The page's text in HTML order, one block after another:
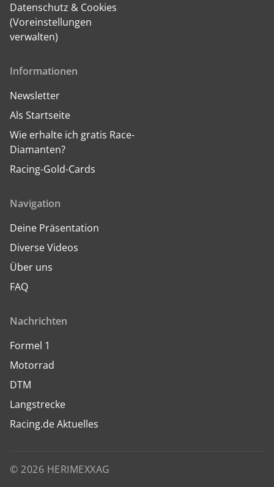
Datenschutz & Cookies
(Voreinstellungen
verwalten)
Informationen
Newsletter
Als Startseite
Wie erhalte ich gratis Race-
Diamanten?
Racing-Gold-Cards
Navigation
Deine Präsentation
Diverse Videos
Über uns
FAQ
Nachrichten
Formel 1
Motorrad
DTM
Langstrecke
Racing.de Aktuelles
© 2026 HERIMEXXAG